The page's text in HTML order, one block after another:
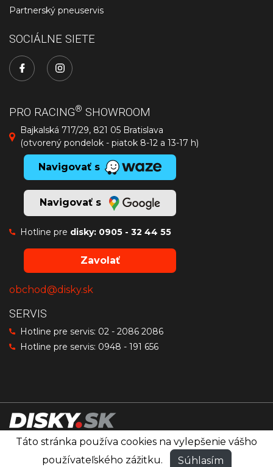
Partnerský pneuservis
SOCIÁLNE SIETE
PRO RACING® SHOWROOM
Bajkalská 717/29, 821 05 Bratislava
(otvorený pondelok - piatok 8-12 a 13-17 h)
Navigovať s
Navigovať s
Hotline pre disky: 0905 - 32 44 55
Zavolať
obchod@disky.sk
SERVIS
Hotline pre servis: 02 - 2086 2086
Hotline pre servis: 0948 - 191 656
Disky značiek OZ Racing, MSW a Sparco
© PRO RACING®Všetky práva vyhradené.
Táto stránka používa cookies na vylepšenie vášho
používateľského zážitku.
Súhlasím